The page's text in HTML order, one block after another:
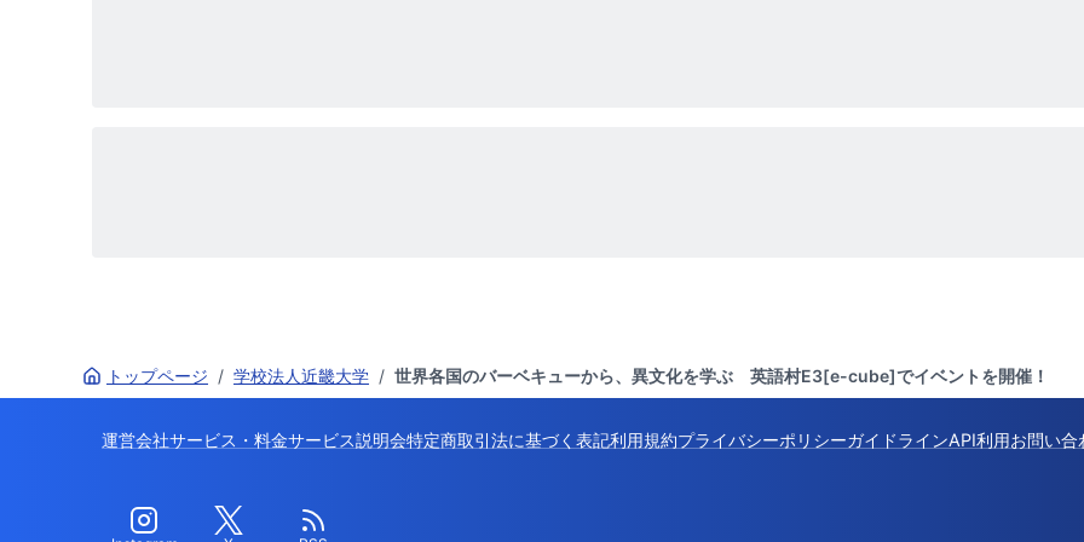
トップページ / 学校法人近畿大学 / 世界各国のバーベキューから、異文化を学ぶ 英語村E3[e-cube]でイベントを開催！
運営会社サービス・料金サービス説明会特定商取引法に基づく表記利用規約プライバシーポリシーガイドラインAPI利用お問い合